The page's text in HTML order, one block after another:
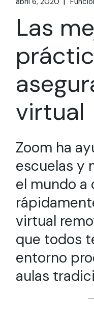
Las
virtual
Zoom ha
escuelas y
el mundo a
virtual
que todos
entorno
aulas